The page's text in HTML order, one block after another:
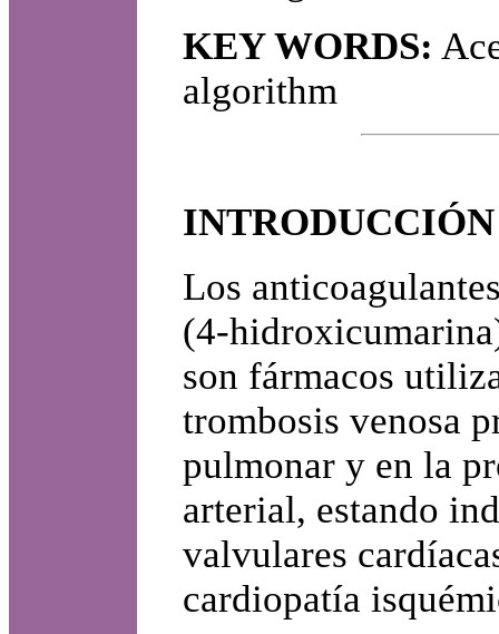
KEY WORDS:
algorithm
INTRODUCCIÓN
Los
(4-
son fármacos
trombosis venosa
pulmonar y en la
arterial, estando
valvulares
cardiopatía